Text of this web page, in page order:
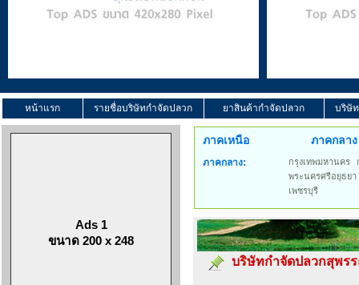
หน้าแรก รายชื่อบริษัทกำจัดปลวก ยาสินค้ากำจัดปลวก บริษั
Ads 1
ขนาด 200 x 248
ภาคเหนือ ภาคกลาง
ภาคกลาง: กรุงเทพมหานคร
พระนครศรีอยุธยา
เพชรบุรี
บริษัทกำจัดปลวกสุพร